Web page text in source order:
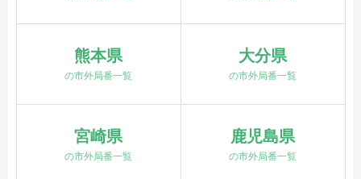
熊本県
の市外局番一覧
大分県
の市外局番一覧
宮崎県
の市外局番一覧
鹿児島県
の市外局番一覧